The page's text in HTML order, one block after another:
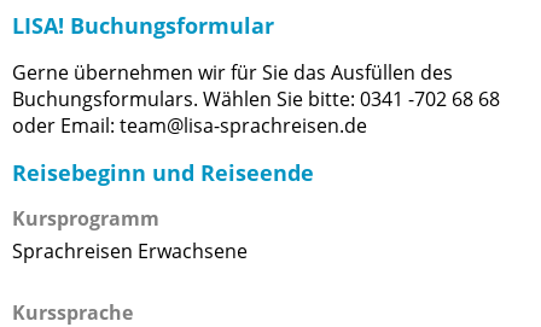
LISA! Buchungsformular
Gerne übernehmen wir für Sie das Ausfüllen des
Buchungsformulars. Wählen Sie bitte: 0341 -702 68 68
oder Email: team@lisa-sprachreisen.de
Reisebeginn und Reiseende
Kursprogramm
Sprachreisen Erwachsene
Kurssprache